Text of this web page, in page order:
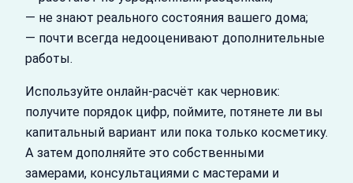
— не знают реального состояния вашего дома;
— почти всегда недооценивают дополнительные
работы.
Используйте онлайн‑расчёт как черновик:
получите порядок цифр, поймите, потянете ли вы
капитальный вариант или пока только косметику.
А затем дополняйте это собственными
замерами, консультациями с мастерами и